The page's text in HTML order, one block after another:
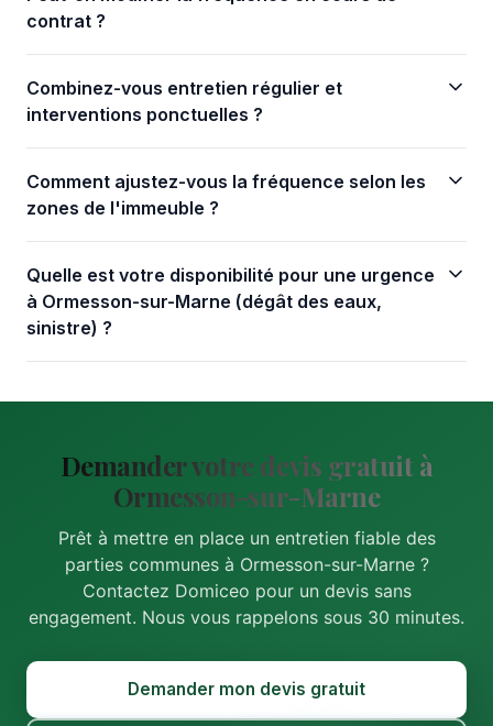
contrat ?
Combinez-vous entretien régulier et
interventions ponctuelles ?
Comment ajustez-vous la fréquence selon les
zones de l'immeuble ?
Quelle est votre disponibilité pour une urgence
à Ormesson-sur-Marne (dégât des eaux,
sinistre) ?
Demander votre devis gratuit à
Ormesson-sur-Marne
Prêt à mettre en place un entretien fiable des
parties communes à Ormesson-sur-Marne ?
Contactez Domiceo pour un devis sans
engagement. Nous vous rappelons sous 30 minutes.
Demander mon devis gratuit